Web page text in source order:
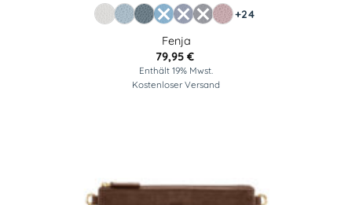
+24
Fenja
79,95 €
Enthält 19% Mwst.
Kostenloser Versand